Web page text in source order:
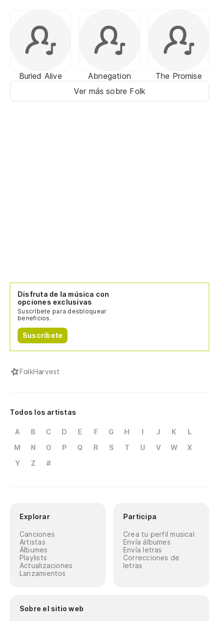
Buried Alive Abnegation
The Promise
Ver más sobre Folk
Disfruta de la música con
opciones exclusivas
Suscríbete para desbloquear
beneficios.
Suscríbete
FolkHarvest
Todos los artistas
A B C D E F G H I J K
L
M
N O P Q R S T U V W
X
Y
Z #
Explorar
Canciones
Artistas
Álbumes
Playlists
Actualizaciones
Lanzamientos
Participa
Crea tu perfil musical
Envía álbumes
Envía letras
Correcciones de
letras
Sobre el sitio web